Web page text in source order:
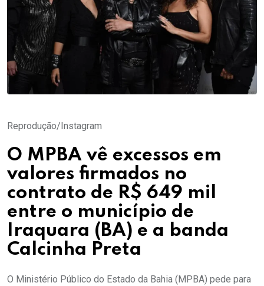
Reprodução/Instagram
O MPBA vê excessos em
valores firmados no
contrato de R$ 649 mil
entre o município de
Iraquara (BA) e a banda
Calcinha Preta
O Ministério Público do Estado da Bahia (MPBA) pede para